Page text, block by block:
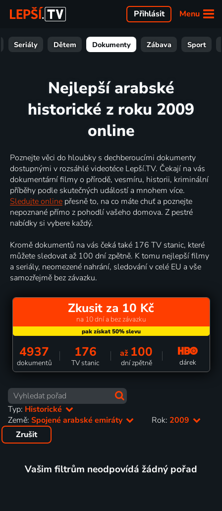
Menu
Přihlásit
Seriály Dětem Dokumenty Zábava Sport
Nejlepší arabské
historické z roku 2009
online
Poznejte věci do hloubky s dechberoucími dokumenty
dostupnými v rozsáhlé videotéce Lepší.TV. Čekají na vás
dokumentární filmy o přírodě, vesmíru, historii, kriminální
příběhy podle skutečných událostí a mnohem více.
Sledujte online přesně to, na co máte chuť a poznejte
nepoznané přímo z pohodlí vašeho domova. Z pestré
nabídky si vybere každý.
Kromě dokumentů na vás čeká také 176 TV stanic, které
můžete sledovat až 100 dní zpětně. K tomu nejlepší filmy
a seriály, neomezené nahrání, sledování v celé EU a vše
samozřejmě bez závazku.
Zkusit za 10 Kč
na 10 dní a bez závazku
4937
dokumentů
176
TV stanic
až 100
dní zpětně dárek
Typ: Historické
Země: Spojené arabské emiráty Rok: 2009
Zrušit
Vašim filtrům neodpovídá žádný pořad